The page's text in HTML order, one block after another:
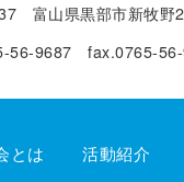
富山県黒部市新牧野
56-9687 fax.0765-
とは 活動紹介